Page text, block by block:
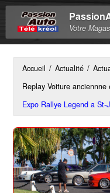
Votre
Accueil / Actualité /
Replay Voiture anciennne
Expo Rallye Legend a St-